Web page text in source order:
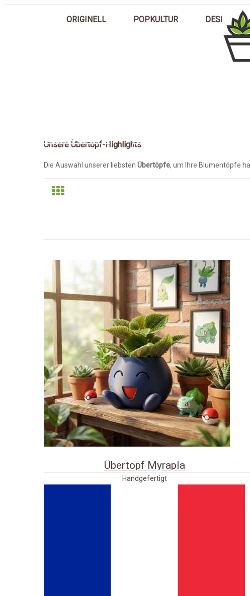
ORIGINELL POPKULTUR
STARTSEITE
Unsere Übertopf-Highlights
Die Auswahl unserer liebsten Übertöpfe, um Ihre Blumentöpfe
Übertopf Myrapla
Handgefertigt